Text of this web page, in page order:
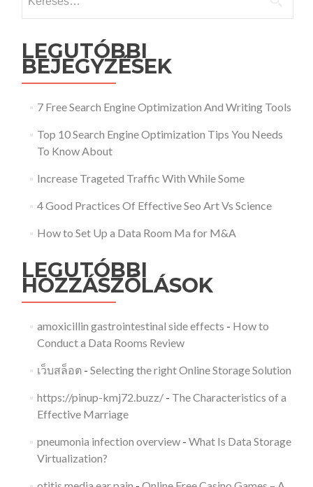
LEGUTÓBBI
BEJEGYZÉSEK
7 Free Search Engine Optimization And Writing Tools
Top 10 Search Engine Optimization Tips You Needs
To Know About
Increase Trageted Traffic With While Some
4 Good Practices Of Effective Seo Art Vs Science
How to Set Up a Data Room Ma for M&A
LEGUTÓBBI
HOZZÁSZÓLÁSOK
amoxicillin gastrointestinal side effects - How to
Conduct a Data Rooms Review
เว็บสล็อต- Selecting the right Online Storage Solution
https://pinup-kmj72.buzz/- The Characteristics of a
Effective Marriage
pneumonia infection overview- What Is Data Storage
Virtualization?